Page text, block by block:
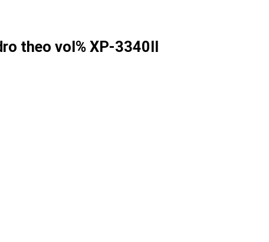
theo vol% XP-3340II